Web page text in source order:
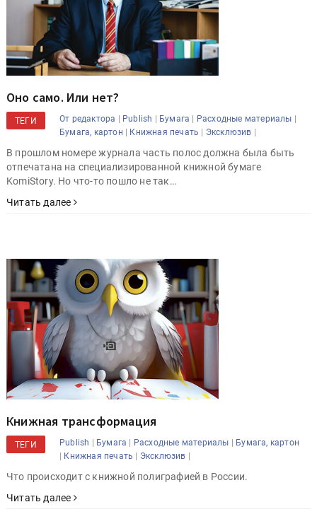
Оно само. Или нет?
ТЕГИ От редактора | Publish | Бумага | Расходные материалы |
Бумага, картон | Книжная печать | Эксклюзив |
В прошлом номере журнала часть полос должна была быть
отпечатана на специализированной книжной бумаге
KomiStory. Но что-то пошло не так…
Читать далее
Книжная трансформация
ТЕГИ Publish | Бумага | Расходные материалы | Бумага, картон
| Книжная печать | Эксклюзив |
Что происходит с книжной полиграфией в России.
Читать далее